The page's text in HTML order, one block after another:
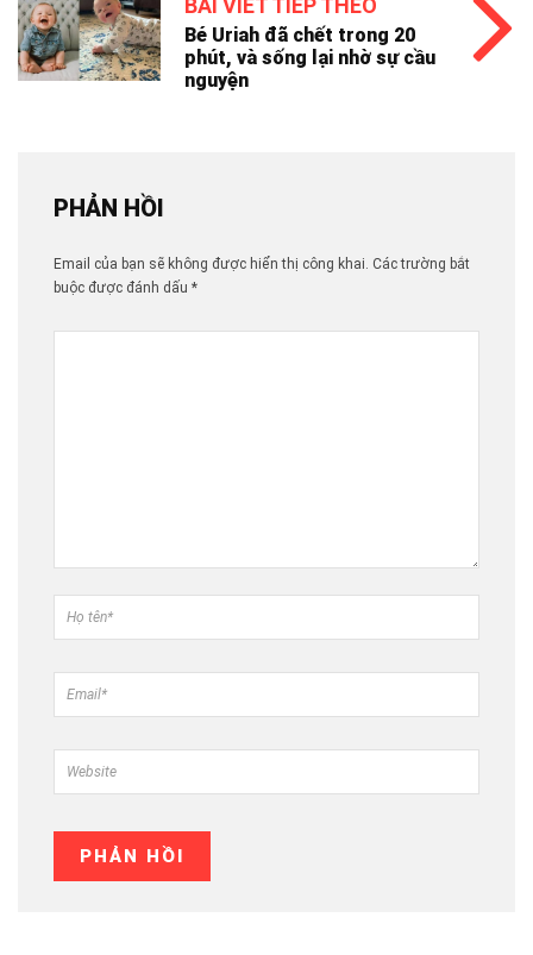
BÀI VIẾT TIẾP THEO
Bé Uriah đã chết trong 20
phút, và sống lại nhờ sự cầu
nguyện
PHẢN HỒI
Email của bạn sẽ không được hiển thị công khai. Các trường bắt
buộc được đánh dấu *